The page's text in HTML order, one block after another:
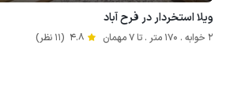
ویلا استخردار در فرح آباد
2 خوابه . 170 متر . تا 7 مهمان 4.8 (11 نظر)